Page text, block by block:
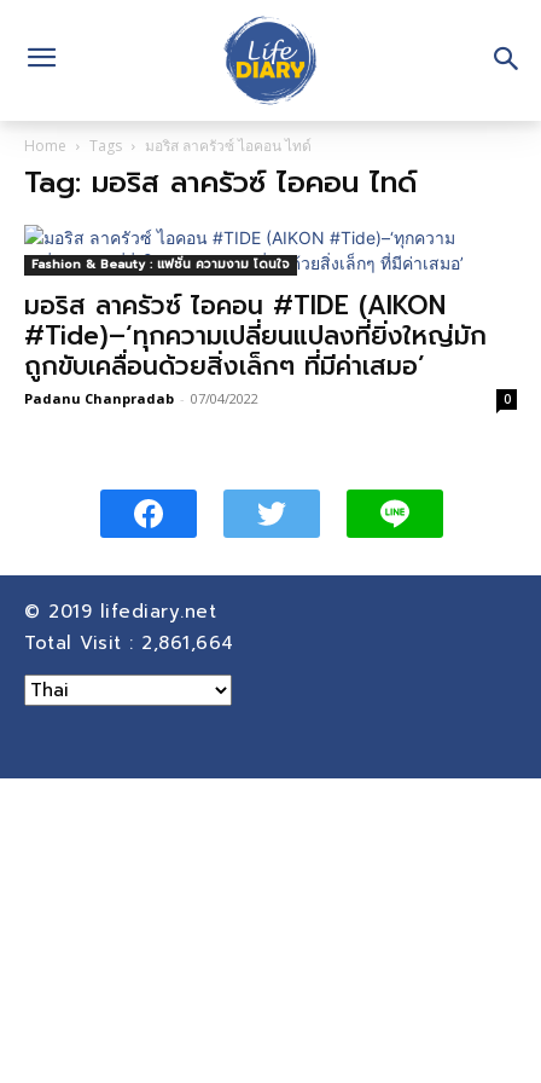
Home Tags มอริส ลาครัวซ์ ไอคอน ไทด์
Tag: มอริส ลาครัวซ์ ไอคอน ไทด์
Fashion & Beauty : แฟชั่น ความงาม โดนใจ
มอริส ลาครัวซ์ ไอคอน #TIDE (AIKON
#Tide)–‘ทุกความเปลี่ยนแปลงที่ยิ่งใหญ่มัก
ถูกขับเคลื่อนด้วยสิ่งเล็กๆ ที่มีค่าเสมอ’
Padanu Chanpradab - 07/04/2022 0
© 2019 lifediary.net
Total Visit : 2,861,664